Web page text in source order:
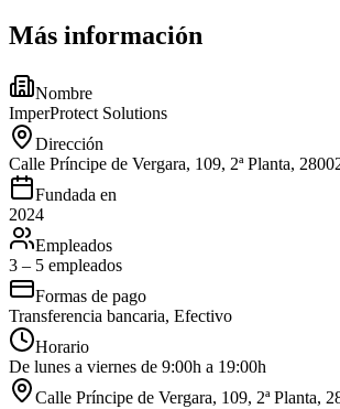
Más información
Nombre
ImperProtect Solutions
Dirección
Calle Príncipe de Vergara, 109, 2ª Planta,
Fundada en
2024
Empleados
3 – 5 empleados
Formas de pago
Transferencia bancaria, Efectivo
Horario
De lunes a viernes de 9:00h a 19:00h
Calle Príncipe de Vergara, 109, 2ª Planta,